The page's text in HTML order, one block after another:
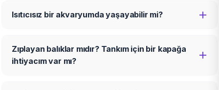
Isıtıcısız bir akvaryumda yaşayabilir mi?
Zıplayan balıklar mıdır? Tankım için bir kapağa
ihtiyacım var mı?